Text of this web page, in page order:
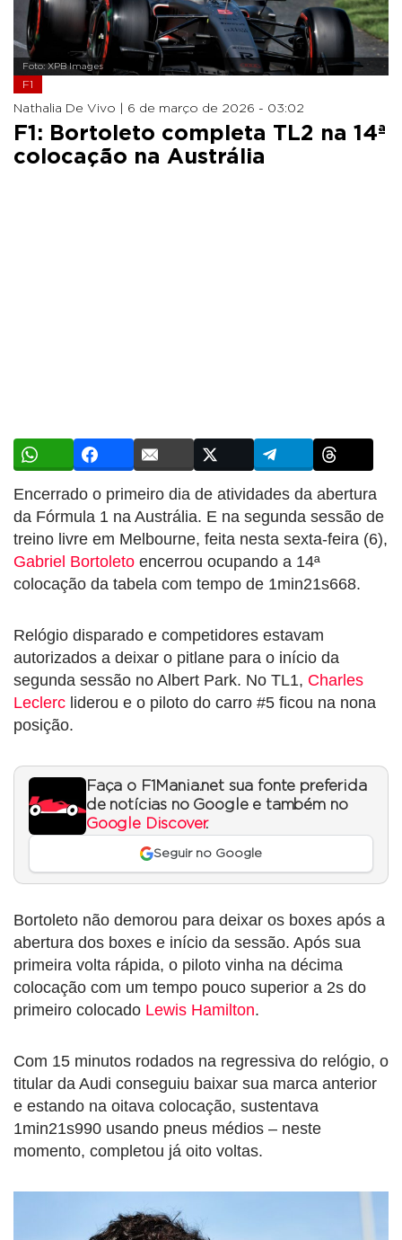
Foto: XPB Images
F1
Nathalia De Vivo | 6 de março de 2026 - 03:02
F1: Bortoleto completa TL2 na 14ª
colocação na Austrália
Encerrado o primeiro dia de atividades da abertura
da Fórmula 1 na Austrália. E na segunda sessão de
treino livre em Melbourne, feita nesta sexta-feira (6),
Gabriel Bortoleto encerrou ocupando a 14ª
colocação da tabela com tempo de 1min21s668.
Relógio disparado e competidores estavam
autorizados a deixar o pitlane para o início da
segunda sessão no Albert Park. No TL1, Charles
Leclerc liderou e o piloto do carro #5 ficou na nona
posição.
Faça o F1Mania.net sua fonte preferida
de notícias no Google e também no
Google Discover.
Seguir no Google
Bortoleto não demorou para deixar os boxes após a
abertura dos boxes e início da sessão. Após sua
primeira volta rápida, o piloto vinha na décima
colocação com um tempo pouco superior a 2s do
primeiro colocado Lewis Hamilton.
Com 15 minutos rodados na regressiva do relógio, o
titular da Audi conseguiu baixar sua marca anterior
e estando na oitava colocação, sustentava
1min21s990 usando pneus médios – neste
momento, completou já oito voltas.